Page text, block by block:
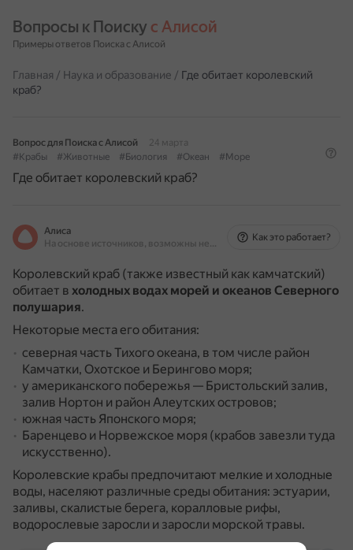
Вопросы к Поиску с Алисой
Примеры ответов Поиска с Алисой
Главная / Наука и образование / Где обитает королевский
краб?
Вопрос для Поиска с Алисой
24 марта
#Крабы
#Животные #Биология #Океан #Море
Где обитает королевский краб?
Алиса
На основе источников, возможны неточности
Как это работает?
Королевский краб (также известный как камчатский)
обитает в холодных водах морей и океанов Северного
полушария.
Некоторые места его обитания:
северная часть Тихого океана, в том числе район
Камчатки, Охотское и Берингово моря;
у американского побережья — Бристольский залив,
залив Нортон и район Алеутских островов;
южная часть Японского моря;
Баренцево и Норвежское моря (крабов завезли туда
искусственно).
Королевские крабы предпочитают мелкие и холодные
воды, населяют различные среды обитания: эстуарии,
заливы, скалистые берега, коралловые рифы,
водорослевые заросли и заросли морской травы.